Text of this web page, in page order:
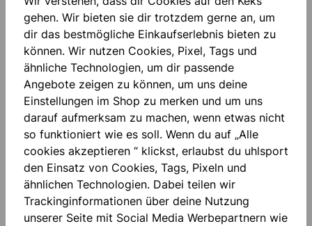
Sollte ein Artikel ohne vorherige Prüfung über ein
Retourenlabel eingesendet werden und die
Reklamation abgelehnt werden, muss der
Rückversand der Ware an Sie organisiert werden.
In diesem Fall fallen Versandkosten in Höhe von
4,99 € innerhalb Deutschlands an. Für
Rücksendungen außerhalb Deutschlands können
die Kosten entsprechend höher ausfallen. Um
unnötige Kosten und Aufwand zu vermeiden, bitten
wir Sie, immer zuerst unseren Kundenservice zu
kontaktieren, bevor Sie einen reklamierten Artikel
zurücksenden.
gehen. Wir bieten sie dir trotzdem gerne an, um
dir das bestmögliche Einkaufserlebnis bieten zu
können. Wir nutzen Cookies, Pixel, Tags und
ähnliche Technologien, um dir passende
Angebote zeigen zu können, um uns deine
Einstellungen im Shop zu merken und um uns
darauf aufmerksam zu machen, wenn etwas nicht
so funktioniert wie es soll. Wenn du auf „Alle
cookies akzeptieren “ klickst, erlaubst du uhlsport
den Einsatz von Cookies, Tags, Pixeln und
ähnlichen Technologien. Dabei teilen wir
Trackinginformationen über deine Nutzung
unserer Seite mit Social Media Werbepartnern wie